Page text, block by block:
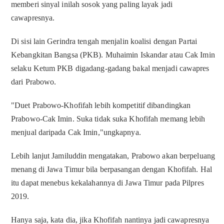
memberi sinyal inilah sosok yang paling layak jadi
cawapresnya.
Di sisi lain Gerindra tengah menjalin koalisi dengan Partai
Kebangkitan Bangsa (PKB). Muhaimin Iskandar atau Cak Imin
selaku Ketum PKB digadang-gadang bakal menjadi cawapres
dari Prabowo.
"Duet Prabowo-Khofifah lebih kompetitif dibandingkan
Prabowo-Cak Imin. Suka tidak suka Khofifah memang lebih
menjual daripada Cak Imin,"ungkapnya.
Lebih lanjut Jamiluddin mengatakan, Prabowo akan berpeluang
menang di Jawa Timur bila berpasangan dengan Khofifah. Hal
itu dapat menebus kekalahannya di Jawa Timur pada Pilpres
2019.
Hanya saja, kata dia, jika Khofifah nantinya jadi cawapresnya